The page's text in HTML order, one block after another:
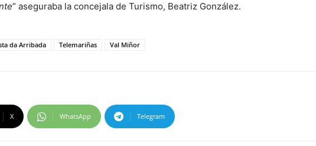
” aseguraba la concejala de Turismo, Beatriz González.
da Arribada Telemariñas Val Miñor
X WhatsApp Telegram